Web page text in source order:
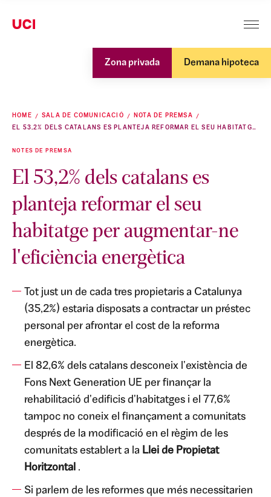
Zona privada Demana hipoteca
HOME SALA DE COMUNICACIÓ
NOTA DE PREMSA
EL 53,2% DELS CATALANS ES PLANTEJA REFORMAR EL SEU HABITATGE PER AUGMENTAR-NE L'EFICIÈNCIA ENERGÈTICA
NOTES DE PREMSA
El 53,2% dels catalans es
planteja reformar el seu
habitatge per augmentar-ne
l'eficiència energètica
Tot just un de cada tres propietaris a Catalunya
(35,2%) estaria disposats a contractar un préstec
personal per afrontar el cost de la reforma
energètica.
El 82,6% dels catalans desconeix l'existència de
Fons Next Generation UE per finançar la
rehabilitació d'edificis d'habitatges i el 77,6%
tampoc no coneix el finançament a comunitats
després de la modificació en el règim de les
comunitats establert a la Llei de Propietat
Horitzontal .
Si parlem de les reformes que més necessitarien